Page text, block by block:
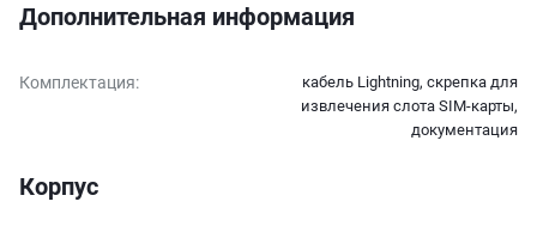
Дополнительная информация
Комплектация:
кабель Lightning, скрепка для
извлечения слота SIM-карты,
документация
Корпус